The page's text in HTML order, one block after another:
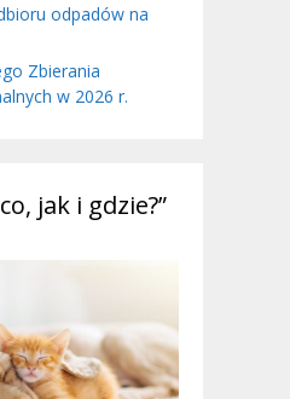
odpadów na
Zbierania
w 2026 r.
jak i gdzie?”